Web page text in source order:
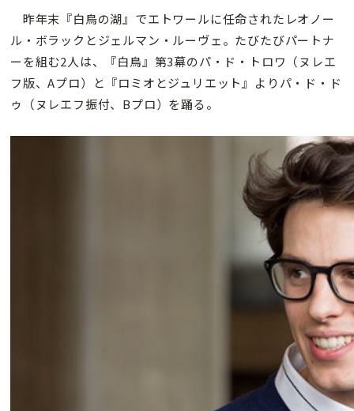
昨年末『白鳥の湖』でエトワールに任命されたレオノー
ル・ボラックとジェルマン・ルーヴェ。たびたびパートナ
ーを組む2人は、『白鳥』第3幕のパ・ド・トロワ（ヌレエ
フ版、Aプロ）と『ロミオとジュリエット』よりパ・ド・ド
ゥ（ヌレエフ振付、Bプロ）を踊る。